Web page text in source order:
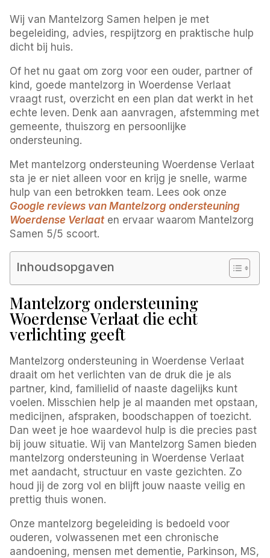
Wij van Mantelzorg Samen helpen je met
begeleiding, advies, respijtzorg en praktische hulp
dicht bij huis.
Of het nu gaat om zorg voor een ouder, partner of
kind, goede mantelzorg in Woerdense Verlaat
vraagt rust, overzicht en een plan dat werkt in het
echte leven. Denk aan aanvragen, afstemming met
gemeente, thuiszorg en persoonlijke
ondersteuning.
Met mantelzorg ondersteuning Woerdense Verlaat
sta je er niet alleen voor en krijg je snelle, warme
hulp van een betrokken team. Lees ook onze
Google reviews van Mantelzorg ondersteuning
Woerdense Verlaaten ervaar waarom Mantelzorg
Samen 5/5 scoort.
Inhoudsopgaven
Mantelzorg ondersteuning
Woerdense Verlaat die echt
verlichting geeft
Mantelzorg ondersteuning in Woerdense Verlaat
draait om het verlichten van de druk die je als
partner, kind, familielid of naaste dagelijks kunt
voelen. Misschien help je al maanden met opstaan,
medicijnen, afspraken, boodschappen of toezicht.
Dan weet je hoe waardevol hulp is die precies past
bij jouw situatie. Wij van Mantelzorg Samen bieden
mantelzorg ondersteuning in Woerdense Verlaat
met aandacht, structuur en vaste gezichten. Zo
houd jij de zorg vol en blijft jouw naaste veilig en
prettig thuis wonen.
Onze mantelzorg begeleiding is bedoeld voor
ouderen, volwassenen met een chronische
aandoening, mensen met dementie, Parkinson, MS,